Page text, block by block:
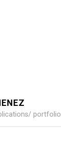
portfolio